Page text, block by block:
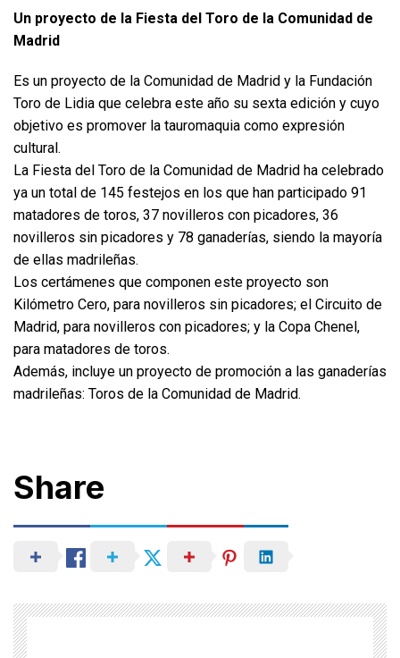
Un proyecto de la Fiesta del Toro de la Comunidad de
Madrid
Es un proyecto de la Comunidad de Madrid y la Fundación
Toro de Lidia que celebra este año su sexta edición y cuyo
objetivo es promover la tauromaquia como expresión
cultural.
La Fiesta del Toro de la Comunidad de Madrid ha celebrado
ya un total de 145 festejos en los que han participado 91
matadores de toros, 37 novilleros con picadores, 36
novilleros sin picadores y 78 ganaderías, siendo la mayoría
de ellas madrileñas.
Los certámenes que componen este proyecto son
Kilómetro Cero, para novilleros sin picadores; el Circuito de
Madrid, para novilleros con picadores; y la Copa Chenel,
para matadores de toros.
Además, incluye un proyecto de promoción a las ganaderías
madrileñas: Toros de la Comunidad de Madrid.
Share